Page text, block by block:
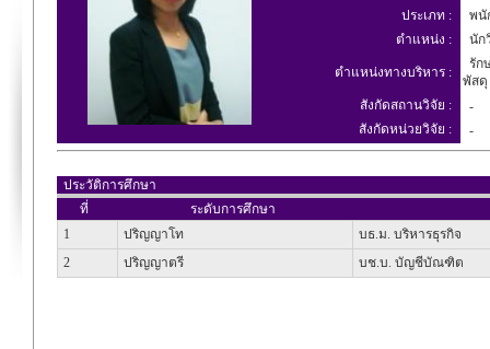
ประเภท :
พนั
ตำแหน่ง :
นัก
ตำแหน่งทางบริหาร :
รัก
พัสดุ
สังกัดสถานวิจัย :
-
สังกัดหน่วยวิจัย :
-
ประวัติการศึกษา
ที่
ระดับการศึกษา
1
ปริญญาโท
บธ.ม. บริหารธุรกิจ
2
ปริญญาตรี บช.บ. บัญชีบัณฑิต